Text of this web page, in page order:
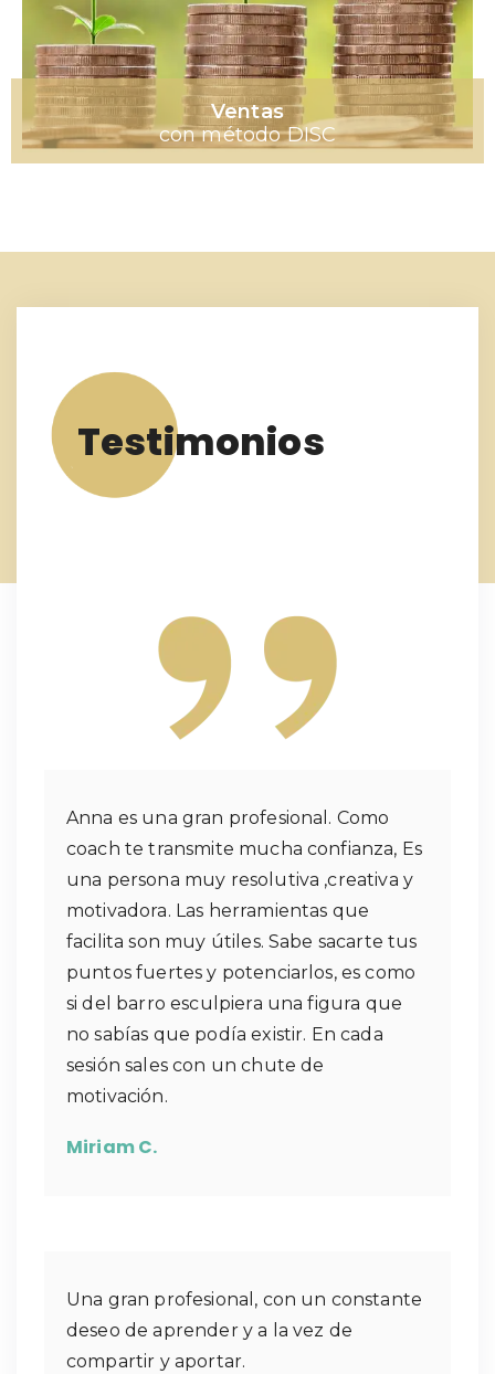
Ventas
con método DISC
Testimonios
Anna es una gran profesional. Como
coach te transmite mucha confianza, Es
una persona muy resolutiva ,creativa y
motivadora. Las herramientas que
facilita son muy útiles. Sabe sacarte tus
puntos fuertes y potenciarlos, es como
si del barro esculpiera una figura que
no sabías que podía existir. En cada
sesión sales con un chute de
motivación.
Miriam C.
Una gran profesional, con un constante
deseo de aprender y a la vez de
compartir y aportar.